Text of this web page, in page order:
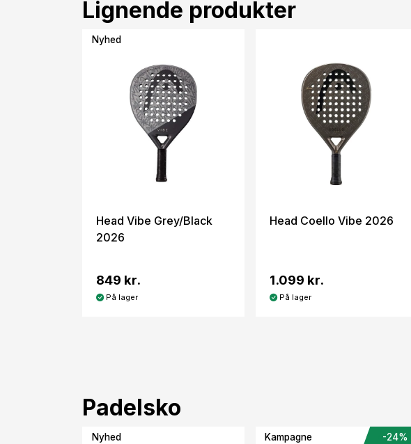
Lignende produkter
Nyhed
Head Vibe Grey/Black
2026
849 kr.
På lager
Head Coello Vibe 2026
1.099 kr.
På lager
Padelsko
Nyhed Kampagne -24%